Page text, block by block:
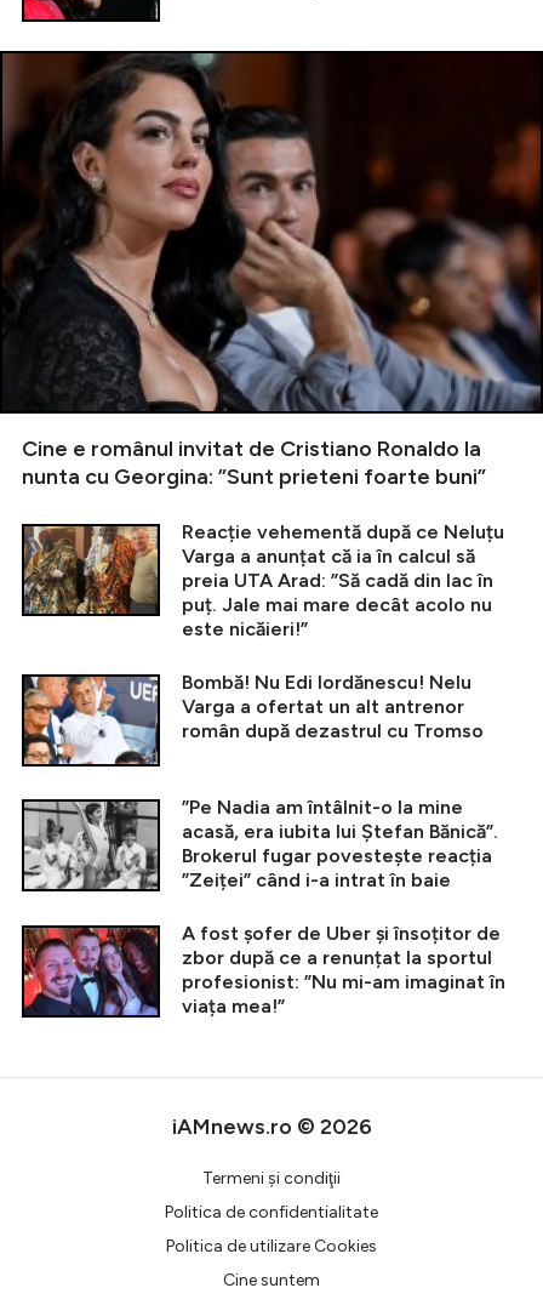
Cine e românul invitat de Cristiano Ronaldo la
nunta cu Georgina: ”Sunt prieteni foarte buni”
Reacție vehementă după ce Neluțu
Varga a anunțat că ia în calcul să
preia UTA Arad: ”Să cadă din lac în
puț. Jale mai mare decât acolo nu
este nicăieri!”
Bombă! Nu Edi Iordănescu! Nelu
Varga a ofertat un alt antrenor
român după dezastrul cu Tromso
”Pe Nadia am întâlnit-o la mine
acasă, era iubita lui Ștefan Bănică”.
Brokerul fugar povestește reacția
”Zeiței” când i-a intrat în baie
A fost șofer de Uber și însoțitor de
zbor după ce a renunțat la sportul
profesionist: ”Nu mi-am imaginat în
viața mea!”
iAMnews.ro © 2026
Termeni şi condiţii
Politica de confidentialitate
Politica de utilizare Cookies
Cine suntem